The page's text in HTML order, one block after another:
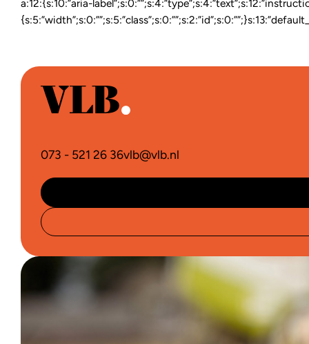
a:12:{s:10:”aria-
073 - 521 26 36vlb@vlb.nl